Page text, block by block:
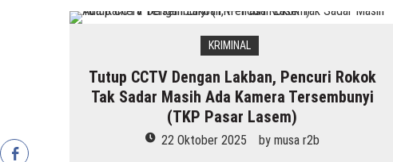
KRIMINAL
Tutup CCTV Dengan Lakban, Pencuri Rokok
Tak Sadar Masih Ada Kamera Tersembunyi
(TKP Pasar Lasem)
22 Oktober 2025 by musa r2b